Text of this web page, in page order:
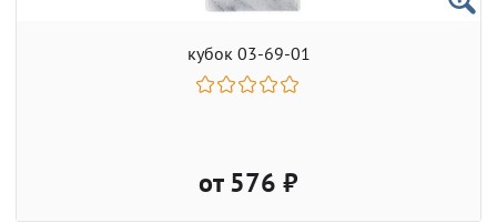
кубок 03-69-01
от 576 ₽